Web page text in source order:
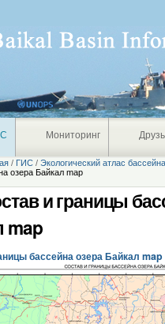
Мониторинг
/ ГИС /Экологический атлас
озера Байкал map
и границы
map
бассейна озера Байкал map